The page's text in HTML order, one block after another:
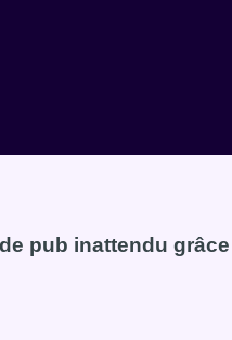
pub inattendu grâce